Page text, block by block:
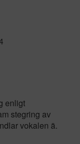
enligt
stegring av
vokalen ä.